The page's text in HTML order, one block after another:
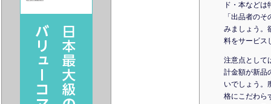
ド・本など
「出品者の
みましょう。
料をサービス
注意点として
計金額が新品
いでしょう。
格にこだわら